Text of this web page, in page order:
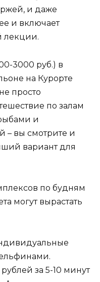
и даже
и включает
лекции.
3000 руб.) в
на Курорте
просто
по залам
и
– вы смотрите и
вариант для
по будням
могут вырастать
за 5-10 минут